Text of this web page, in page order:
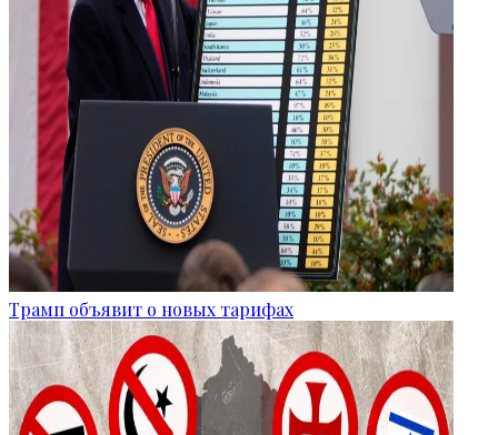
Трамп объявит о новых тарифах